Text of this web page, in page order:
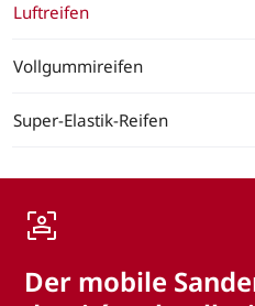
Luftreifen
Vollgummireifen
Super-Elastik-Reifen
Der mobile